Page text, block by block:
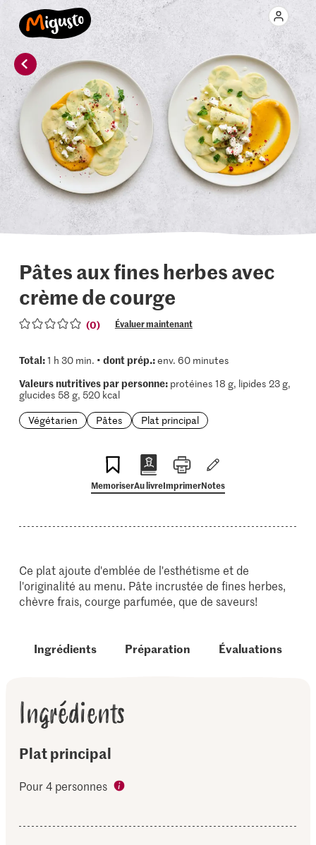
Pâtes aux fines herbes avec
crème de courge
(0) Évaluer maintenant
Total:1 h 30 min. • dont prép.:env. 60 minutes
Valeurs nutritives par personne:protéines 18 g, lipides 23 g,
glucides 58 g, 520 kcal
Végétarien
Pâtes Plat principal
MemoriserAu livreImprimerNotes
Ce plat ajoute d'emblée de l'esthétisme et de
l'originalité au menu. Pâte incrustée de fines herbes,
chèvre frais, courge parfumée, que de saveurs!
Ingrédients Préparation Évaluations
Ingrédients
Plat principal
Pour 4 personnes